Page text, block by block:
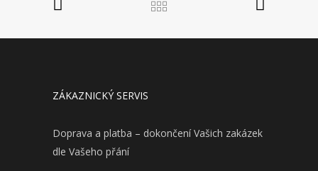
ZÁKAZNICKÝ SERVIS
Doprava a platba – dokončení Vašich zakázek
dle Vašeho přání